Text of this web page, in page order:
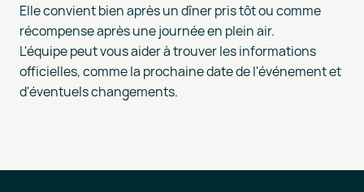
Elle convient bien après un dîner pris tôt ou comme
récompense après une journée en plein air.
L'équipe peut vous aider à trouver les informations
officielles, comme la prochaine date de l'événement et
d'éventuels changements.